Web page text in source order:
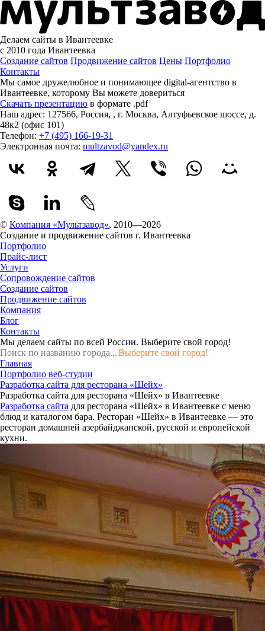
Делаем сайты в Ивантеевке
с 2010 года Ивантеевка
Создание сайтов Продвижение сайтов Цены Портфолио
Контакты
Мы самое дружелюбное и понимающее digital-агентство в
Ивантеевке, которому Вы можете довериться
Скачать презентацию в формате .pdf
Наш адрес: 127566, Россия, , г. Москва, Алтуфьевское шоссе, д.
48к2 (офис 101)
Телефон: +7 (495) 166-19-31
Электронная почта: multzavod@yandex.ru
© Компания «Мультзавод», 2010—2026
Создание и продвижение сайтов г. Ивантеевка
Портфолио
Прайс-лист
Услуги
Сопровождение сайтов
Создание сайтов
Продвижение сайтов
Компания
Блог
Контакты
Мы делаем сайты по всей России. Выберите свой город!
Выберите свой город!
Главная
Портфолио веб-студии
Разработка сайта для ресторана «Шейх»
Разработка сайта для ресторана «Шейх» в Ивантеевке
Разработка сайта для ресторана «Шейх» в Ивантеевке c меню
блюд и каталогом бара. Ресторан «Шейх» в Ивантеевке — это
ресторан домашней азербайджанской, русской и европейской
кухни.